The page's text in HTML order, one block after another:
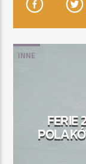
TERAZ GRAMY
TYTUŁ
ARTYSTA
00:00
INNE
FERIE